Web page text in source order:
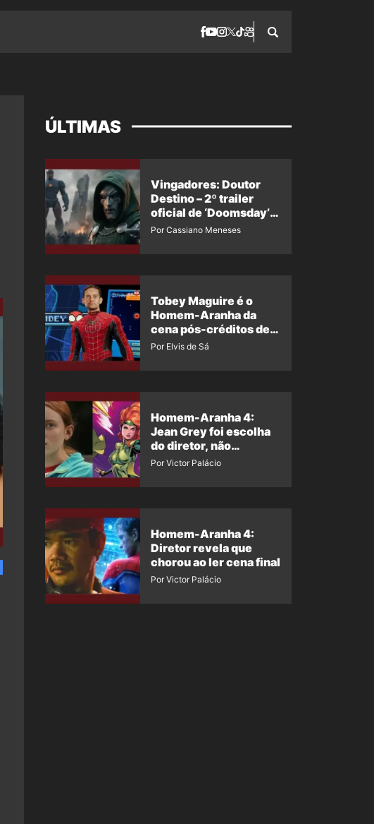
ÚLTIMAS
Vingadores: Doutor
Destino – 2º trailer
oficial de ‘Doomsday’
ganha nova data para
Por Cassiano Meneses
Tobey Maguire é o
Homem-Aranha da
cena pós-créditos de
Um Novo Dia?
Por Elvis de Sá
Homem-Aranha 4:
Jean Grey foi escolha
do diretor, não
imposição da Marvel
Por Victor Palácio
Homem-Aranha 4:
Diretor revela que
chorou ao ler cena final
Por Victor Palácio